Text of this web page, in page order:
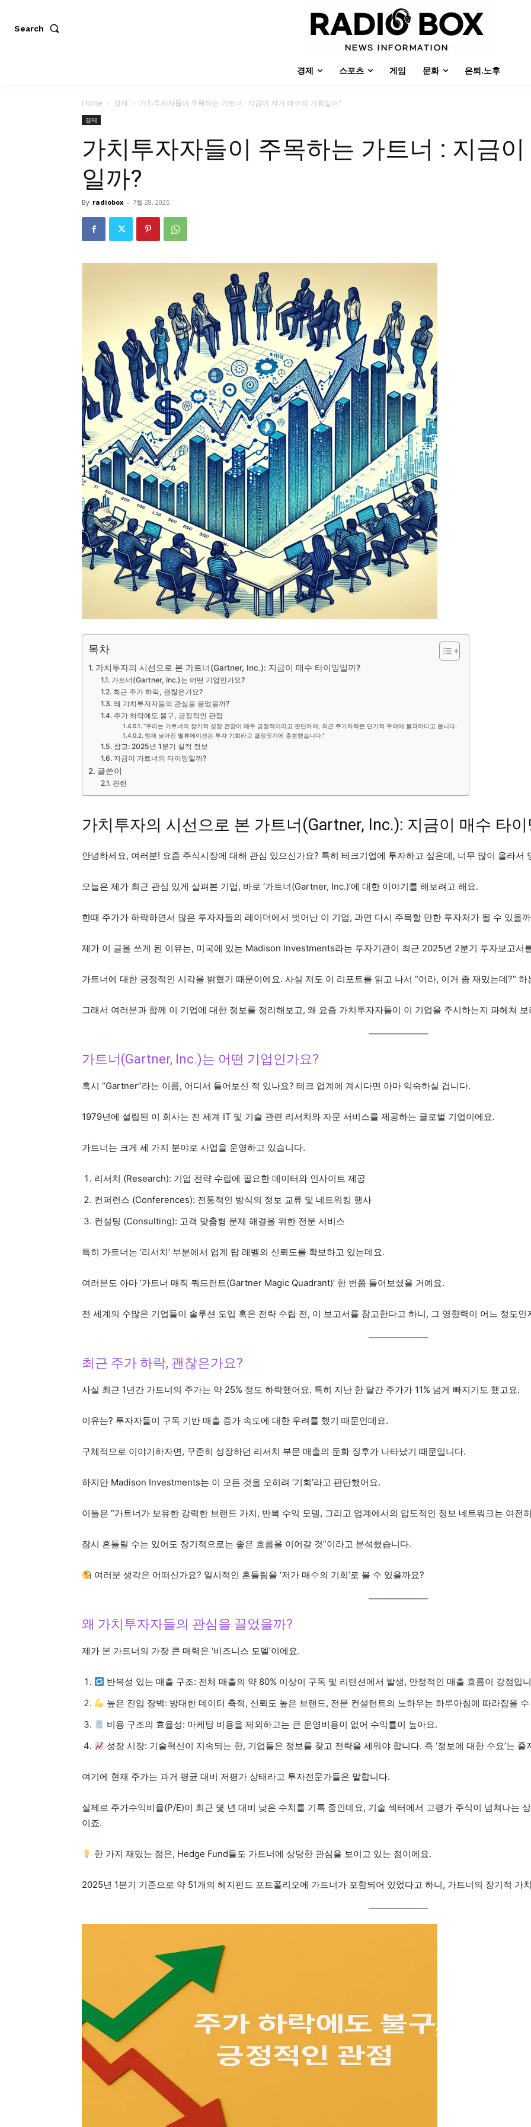
Search
경제 스포츠 게임 문화 은퇴.노후
Home 경제 가치투자자들이 주목하는 가트너 : 지금이 저가 매수의 기회일까?
경제
가치투자자들이 주목하는 가트너 : 지금
일까?
By radiobox - 7월 28, 2025
목차
가치투자의 시선으로 본 가트너(Gartner, Inc.): 지금이 매수 타이밍일까?
가트너(Gartner, Inc.)는 어떤 기업인가요?
최근 주가 하락, 괜찮은가요?
왜 가치투자자들의 관심을 끌었을까?
주가 하락에도 불구, 긍정적인 관점
“우리는 가트너의 장기적 성장 전망이 매우 긍정적이라고 판단하며, 최근 주가하락은 단기적 우려에 불과하다고 봅니다.
현재 낮아진 밸류에이션은 투자 기회라고 결정짓기에 충분했습니다.”
참고: 2025년 1분기 실적 정보
지금이 가트너의 타이밍일까?
글쓴이
관련
가치투자의 시선으로 본 가트너(Gartner, Inc.): 지금이 매수 타
안녕하세요, 여러분! 요즘 주식시장에 대해 관심 있으신가요? 특히 테크기업에 투자하고 싶은데, 너무 많이 올라서
오늘은 제가 최근 관심 있게 살펴본 기업, 바로 ‘가트너(Gartner, Inc.)’에 대한 이야기를 해보려고 해요.
한때 주가가 하락하면서 많은 투자자들의 레이더에서 벗어난 이 기업, 과연 다시 주목할 만한 투자처가 될 수 있을
제가 이 글을 쓰게 된 이유는, 미국에 있는 Madison Investments라는 투자기관이 최근 2025년 2분기 투자보고서
가트너에 대한 긍정적인 시각을 밝혔기 때문이에요. 사실 저도 이 리포트를 읽고 나서 “어라, 이거 좀 재밌는데?”
그래서 여러분과 함께 이 기업에 대한 정보를 정리해보고, 왜 요즘 가치투자자들이 이 기업을 주시하는지 파헤쳐 보
가트너(Gartner, Inc.)는 어떤 기업인가요?
혹시 “Gartner”라는 이름, 어디서 들어보신 적 있나요? 테크 업계에 계시다면 아마 익숙하실 겁니다.
1979년에 설립된 이 회사는 전 세계 IT 및 기술 관련 리서치와 자문 서비스를 제공하는 글로벌 기업이에요.
가트너는 크게 세 가지 분야로 사업을 운영하고 있습니다.
리서치 (Research): 기업 전략 수립에 필요한 데이터와 인사이트 제공
컨퍼런스 (Conferences): 전통적인 방식의 정보 교류 및 네트워킹 행사
컨설팅 (Consulting): 고객 맞춤형 문제 해결을 위한 전문 서비스
특히 가트너는 ‘리서치’ 부분에서 업계 탑 레벨의 신뢰도를 확보하고 있는데요.
여러분도 아마 ‘가트너 매직 쿼드런트(Gartner Magic Quadrant)’ 한 번쯤 들어보셨을 거예요.
전 세계의 수많은 기업들이 솔루션 도입 혹은 전략 수립 전, 이 보고서를 참고한다고 하니, 그 영향력이 어느 정도인
최근 주가 하락, 괜찮은가요?
사실 최근 1년간 가트너의 주가는 약 25% 정도 하락했어요. 특히 지난 한 달간 주가가 11% 넘게 빠지기도 했고요.
이유는? 투자자들이 구독 기반 매출 증가 속도에 대한 우려를 했기 때문인데요.
구체적으로 이야기하자면, 꾸준히 성장하던 리서치 부문 매출의 둔화 징후가 나타났기 때문입니다.
하지만 Madison Investments는 이 모든 것을 오히려 ‘기회’라고 판단했어요.
이들은 “가트너가 보유한 강력한 브랜드 가치, 반복 수익 모델, 그리고 업계에서의 압도적인 정보 네트워크는 여전
잠시 흔들릴 수는 있어도 장기적으로는 좋은 흐름을 이어갈 것”이라고 분석했습니다.
여러분 생각은 어떠신가요? 일시적인 흔들림을 ‘저가 매수의 기회’로 볼 수 있을까요?
왜 가치투자자들의 관심을 끌었을까?
제가 본 가트너의 가장 큰 매력은 ‘비즈니스 모델’이에요.
반복성 있는 매출 구조: 전체 매출의 약 80% 이상이 구독 및 리텐션에서 발생, 안정적인 매출 흐름이 강점입
높은 진입 장벽: 방대한 데이터 축적, 신뢰도 높은 브랜드, 전문 컨설턴트의 노하우는 하루아침에 따라잡을
비용 구조의 효율성: 마케팅 비용을 제외하고는 큰 운영비용이 없어 수익률이 높아요.
성장 시장: 기술혁신이 지속되는 한, 기업들은 정보를 찾고 전략을 세워야 합니다. 즉 ‘정보에 대한 수요’는 줄
여기에 현재 주가는 과거 평균 대비 저평가 상태라고 투자전문가들은 말합니다.
실제로 주가수익비율(P/E)이 최근 몇 년 대비 낮은 수치를 기록 중인데요, 기술 섹터에서 고평가 주식이 넘쳐나는
이죠.
한 가지 재밌는 점은, Hedge Fund들도 가트너에 상당한 관심을 보이고 있는 점이에요.
2025년 1분기 기준으로 약 51개의 헤지펀드 포트폴리오에 가트너가 포함되어 있었다고 하니, 가트너의 장기적 가